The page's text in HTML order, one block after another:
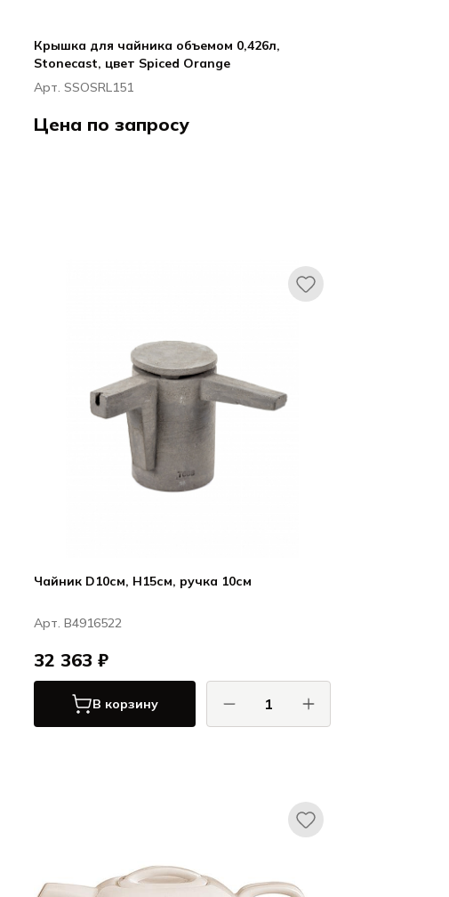
Крышка для чайника объемом 0,426л,
Stonecast, цвет Spiced Orange
Арт. SSOSRL151
Цена по запросу
Чайник D10см, H15см, ручка 10см
Арт. B4916522
32 363 ₽
В корзину